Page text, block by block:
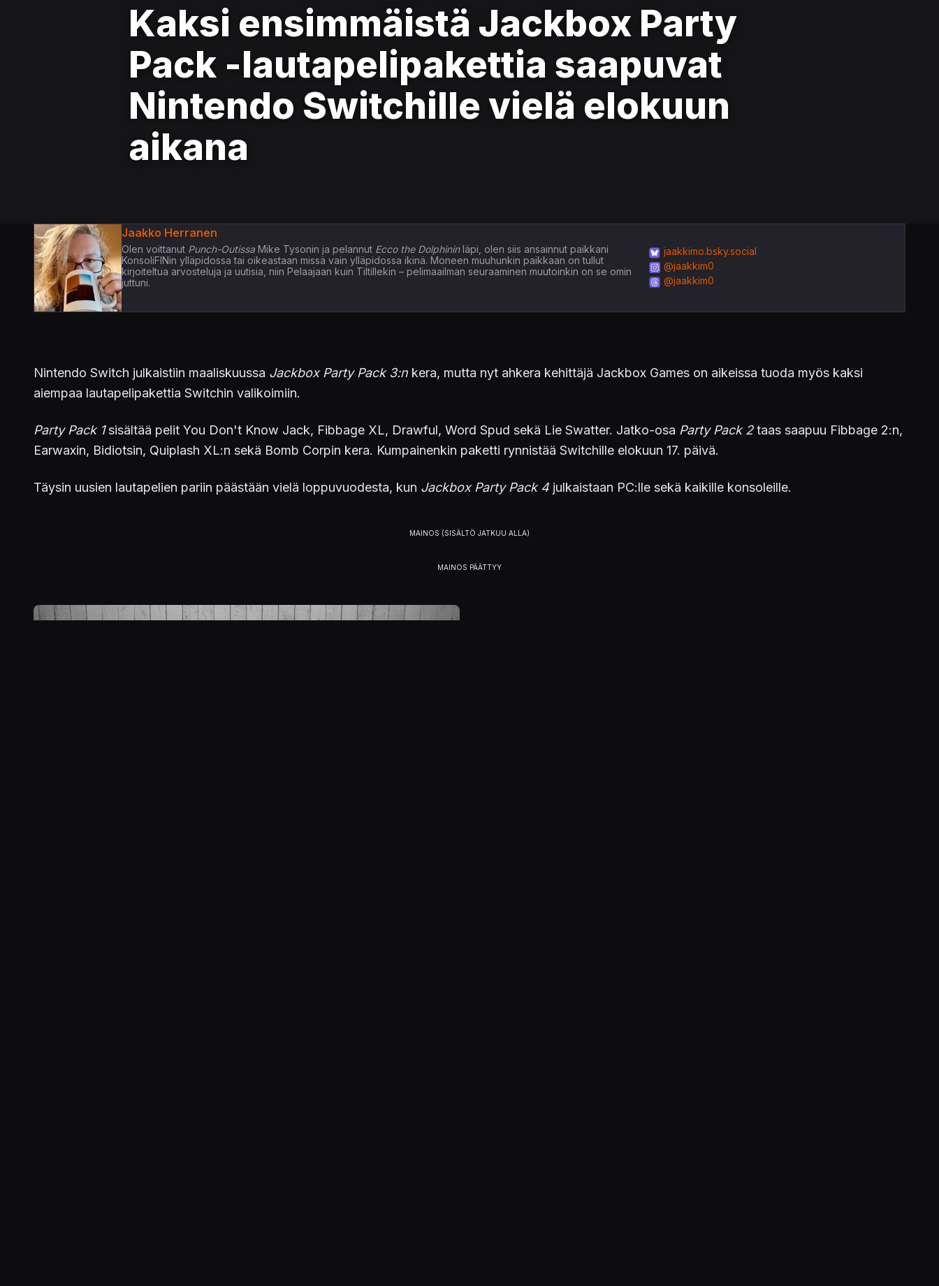
Kaksi ensimmäistä Jackbox Party
Pack -lautapelipakettia saapuvat
Nintendo Switchille vielä elokuun
aikana
Jaakko Herranen
Olen voittanut Punch-Outissa Mike Tysonin ja pelannut Ecco the Dolphininläpi, olen siis ansainnut paikkani
KonsoliFINin ylläpidossa tai oikeastaan missä vain ylläpidossa ikinä. Moneen muuhunkin paikkaan on tullut
kirjoiteltua arvosteluja ja uutisia, niin Pelaajaan kuin Tiltillekin – pelimaailman seuraaminen muutoinkin on se omin
juttuni.
jaakkimo.bsky.social
@jaakkim0
@jaakkim0
Nintendo Switch julkaistiin maaliskuussa Jackbox Party Pack 3:n kera, mutta nyt ahkera kehittäjä Jackbox Games on aikeissa tuoda myös kaksi
aiempaa lautapelipakettia Switchin valikoimiin.
Party Pack 1sisältää pelit You Don't Know Jack, Fibbage XL, Drawful, Word Spud sekä Lie Swatter. Jatko-osa Party Pack 2taas saapuu Fibbage 2:n,
Earwaxin, Bidiotsin, Quiplash XL:n sekä Bomb Corpin kera. Kumpainenkin paketti rynnistää Switchille elokuun 17. päivä.
Täysin uusien lautapelien pariin päästään vielä loppuvuodesta, kun Jackbox Party Pack 4 julkaistaan PC:lle sekä kaikille konsoleille.